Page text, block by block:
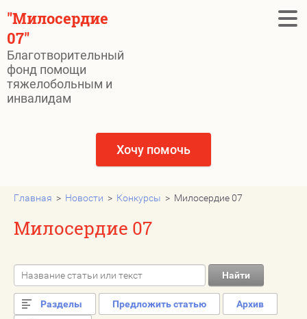
Главная
СРОЧНО НУЖНА ПОМОЩЬ
Новости
Нам помогли
Государственные льготы при
пожертвования
Наши видео
Наши фото
"Милосердие
07"
Благотворительный
фонд помощи
тяжелобольным и
инвалидам
Хочу помочь
Главная
  >
Новости
  >
Конкурсы
  >  Милосердие 07
Милосердие 07
Найти
Разделы Предложить статью
Архив